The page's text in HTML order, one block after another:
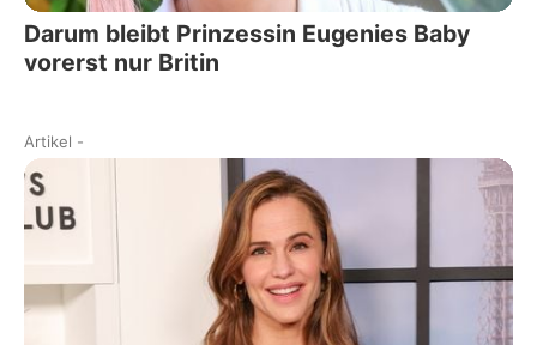
Darum bleibt Prinzessin Eugenies Baby
vorerst nur Britin
Artikel -